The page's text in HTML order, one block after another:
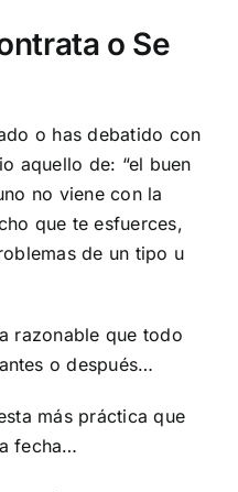
o Se
o has debatido con
aquello de: “el buen
no viene con la
que te esfuerces,
de un tipo u
razonable que todo
o después…
más práctica que
fecha…